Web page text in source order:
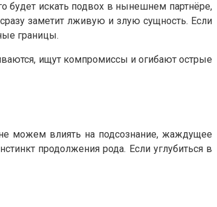
искать подвох в нынешнем партнёре,
заметит лживую и злую сущность. Если
границы.
ищут компромиссы и огибают острые
можем влиять на подсознание, жаждущее
продолжения рода. Если углубиться в